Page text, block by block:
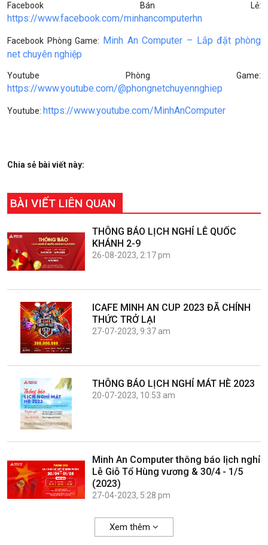
Facebook Bán Lẻ:
https://www.facebook.com/minhancomputerhn
Facebook Phòng Game:
Minh An Computer – Lắp đặt phòng
net chuyên nghiệp
Youtube Phòng Game:
https://www.youtube.com/@phongnetchuyennghiep
Youtube: https://www.youtube.com/MinhAnComputer
Chia sẻ bài viết này:
BÀI VIẾT LIÊN QUAN
THÔNG BÁO LỊCH NGHỈ LỄ QUỐC
KHÁNH 2-9
26-08-2023, 2:17 pm
ICAFE MINH AN CUP 2023 ĐÃ CHÍNH
THỨC TRỞ LẠI
27-07-2023, 9:37 am
THÔNG BÁO LỊCH NGHỈ MÁT HÈ 2023
20-07-2023, 10:53 am
Minh An Computer thông báo lịch nghỉ
Lễ Giỗ Tổ Hùng vương & 30/4 - 1/5
(2023)
27-04-2023, 5:28 pm
Xem thêm